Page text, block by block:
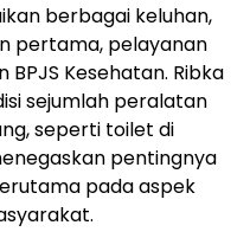
berbagai keluhan,
pertama, pelayanan
Kesehatan. Ribka
sejumlah peralatan
seperti toilet di
pentingnya
pada aspek